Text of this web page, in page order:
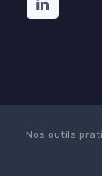
Nos outils